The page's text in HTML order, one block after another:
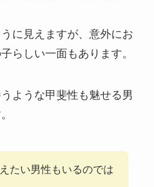
に見えますが、意外にお
らしい一面もあります。
ような甲斐性も魅せる男
たい男性もいるのでは